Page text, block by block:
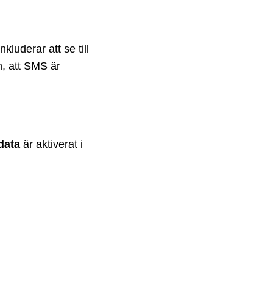
att se till
att SMS är
är aktiverat i